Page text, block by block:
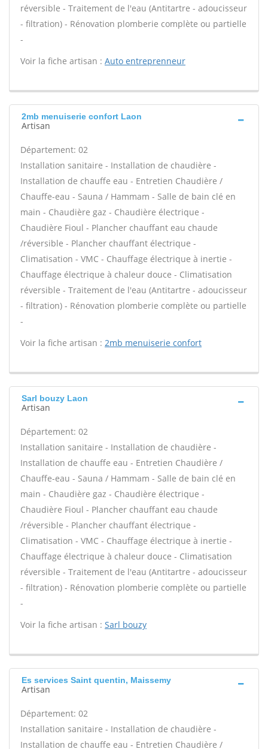
réversible - Traitement de l'eau (Antitartre - adoucisseur
- filtration) - Rénovation plomberie complète ou partielle
-
Voir la fiche artisan : Auto entreprenneur
2mb menuiserie confort Laon
Artisan
Département: 02
Installation sanitaire - Installation de chaudière -
Installation de chauffe eau - Entretien Chaudière /
Chauffe-eau - Sauna / Hammam - Salle de bain clé en
main - Chaudière gaz - Chaudière électrique -
Chaudière Fioul - Plancher chauffant eau chaude
/réversible - Plancher chauffant électrique -
Climatisation - VMC - Chauffage électrique à inertie -
Chauffage électrique à chaleur douce - Climatisation
réversible - Traitement de l'eau (Antitartre - adoucisseur
- filtration) - Rénovation plomberie complète ou partielle
-
Voir la fiche artisan : 2mb menuiserie confort
Sarl bouzy Laon
Artisan
Département: 02
Installation sanitaire - Installation de chaudière -
Installation de chauffe eau - Entretien Chaudière /
Chauffe-eau - Sauna / Hammam - Salle de bain clé en
main - Chaudière gaz - Chaudière électrique -
Chaudière Fioul - Plancher chauffant eau chaude
/réversible - Plancher chauffant électrique -
Climatisation - VMC - Chauffage électrique à inertie -
Chauffage électrique à chaleur douce - Climatisation
réversible - Traitement de l'eau (Antitartre - adoucisseur
- filtration) - Rénovation plomberie complète ou partielle
-
Voir la fiche artisan : Sarl bouzy
Es services Saint quentin, Maissemy
Artisan
Département: 02
Installation sanitaire - Installation de chaudière -
Installation de chauffe eau - Entretien Chaudière /